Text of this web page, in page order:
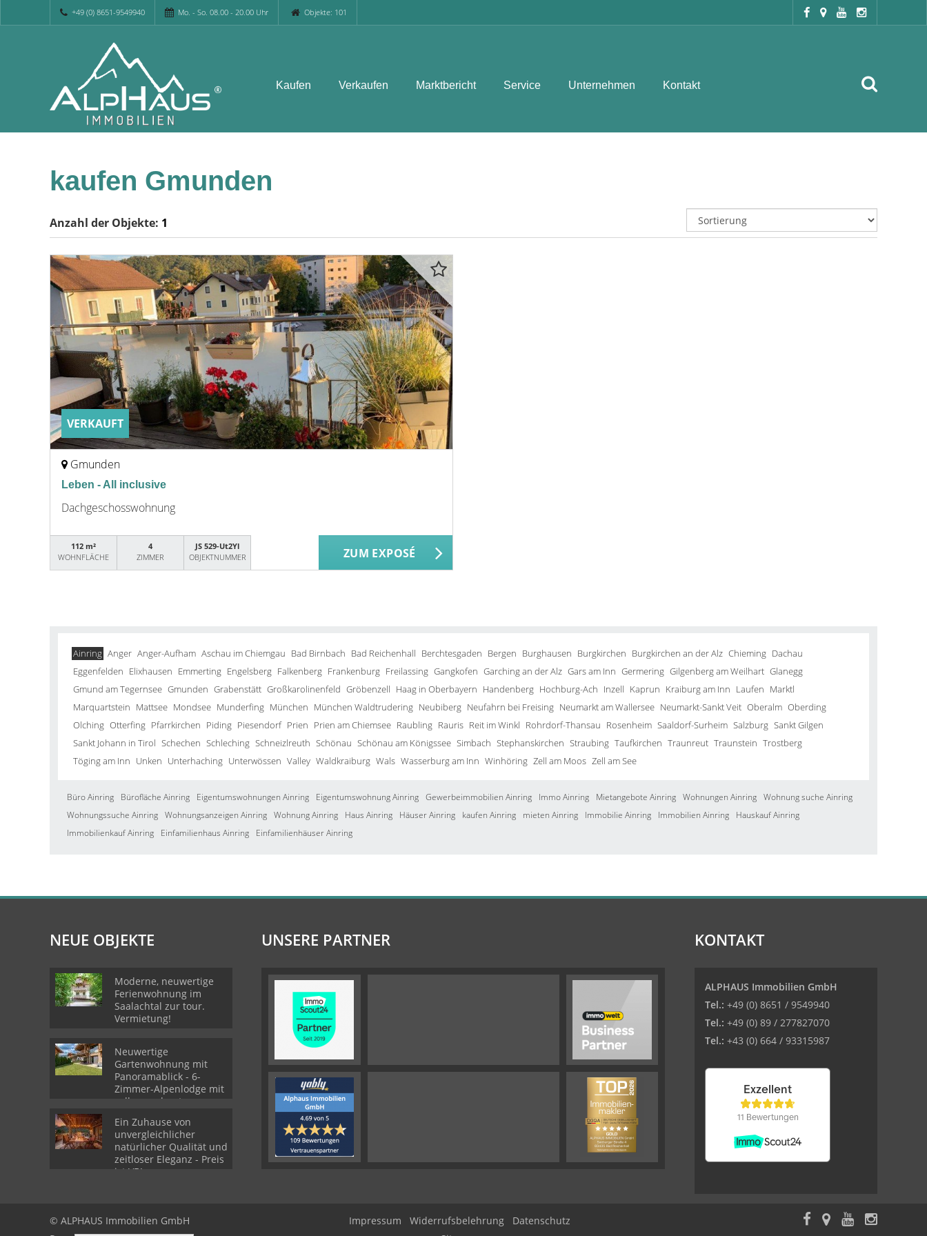
+49 (0) 8651-9549940 Mo. - So. 08.00 - 20.00 Uhr Objekte: 101
Kaufen Verkaufen Marktbericht Service Unternehmen Kontakt
kaufen Gmunden
Anzahl der Objekte: 1
VERKAUFT
Gmunden
Leben - All inclusive
Dachgeschosswohnung
112 m²
WOHNFLÄCHE
4
ZIMMER
JS 529-Ut2Yl
OBJEKTNUMMER
ZUM EXPOSÉ
Ainring Anger Anger-Aufham Aschau im Chiemgau Bad Birnbach Bad Reichenhall Berchtesgaden Bergen Burghausen Burgkirchen Burgkirchen an der Alz Chieming Dachau
Eggenfelden Elixhausen Emmerting Engelsberg Falkenberg Frankenburg Freilassing Gangkofen Garching an der Alz Gars am Inn Germering Gilgenberg am Weilhart Glanegg
Gmund am Tegernsee Gmunden Grabenstätt Großkarolinenfeld Gröbenzell Haag in Oberbayern Handenberg Hochburg-Ach Inzell Kaprun Kraiburg am Inn Laufen Marktl
Marquartstein Mattsee Mondsee Munderfing München München Waldtrudering Neubiberg Neufahrn bei Freising Neumarkt am Wallersee Neumarkt-Sankt Veit Oberalm Oberding
Olching Otterfing Pfarrkirchen Piding Piesendorf Prien Prien am Chiemsee Raubling Rauris Reit im Winkl Rohrdorf-Thansau Rosenheim Saaldorf-Surheim Salzburg Sankt Gilgen
Sankt Johann in Tirol Schechen Schleching Schneizlreuth Schönau Schönau am Königssee Simbach Stephanskirchen Straubing Taufkirchen Traunreut Traunstein Trostberg
Töging am Inn Unken Unterhaching Unterwössen Valley Waldkraiburg Wals Wasserburg am Inn Winhöring Zell am Moos Zell am See
Büro Ainring Bürofläche Ainring Eigentumswohnungen Ainring Eigentumswohnung Ainring Gewerbeimmobilien Ainring Immo Ainring Mietangebote Ainring Wohnungen Ainring Wohnung suche Ainring
Wohnungssuche Ainring Wohnungsanzeigen Ainring Wohnung Ainring Haus Ainring Häuser Ainring kaufen Ainring mieten Ainring Immobilie Ainring Immobilien Ainring
Hauskauf Ainring
Immobilienkauf Ainring
Einfamilienhaus Ainring Einfamilienhäuser Ainring
NEUE OBJEKTE
Moderne, neuwertige
Ferienwohnung im
Saalachtal zur tour.
Vermietung!
Neuwertige
Gartenwohnung mit
Panoramablick - 6-
Zimmer-Alpenlodge mit
voll ausgebautes
Ein Zuhause von
unvergleichlicher
natürlicher Qualität und
zeitloser Eleganz - Preis
ist VB!
UNSERE PARTNER KONTAKT
ALPHAUS Immobilien GmbH
Tel.: +49 (0) 8651 / 9549940
Tel.: +49 (0) 89 / 277827070
Tel.: +43 (0) 664 / 93315987
© ALPHAUS Immobilien GmbH
Impressum Widerrufsbelehrung
Datenschutz